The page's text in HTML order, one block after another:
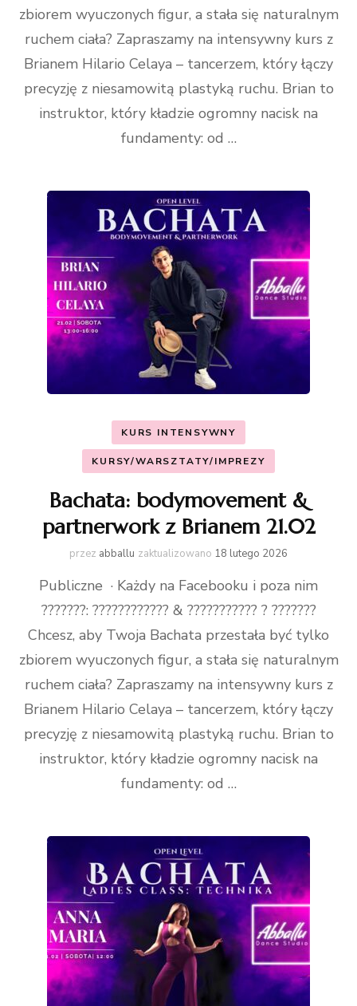
zbiorem wyuczonych figur, a stała się naturalnym
ruchem ciała? Zapraszamy na intensywny kurs z
Brianem Hilario Celaya – tancerzem, który łączy
precyzję z niesamowitą plastyką ruchu. Brian to
instruktor, który kładzie ogromny nacisk na
fundamenty: od …
KURS INTENSYWNY
KURSY/WARSZTATY/IMPREZY
Bachata: bodymovement &
partnerwork z Brianem 21.02
przez abballu zaktualizowano 18 lutego 2026
Publiczne · Każdy na Facebooku i poza nim
???????: ???????????? & ??????????? ? ???????
Chcesz, aby Twoja Bachata przestała być tylko
zbiorem wyuczonych figur, a stała się naturalnym
ruchem ciała? Zapraszamy na intensywny kurs z
Brianem Hilario Celaya – tancerzem, który łączy
precyzję z niesamowitą plastyką ruchu. Brian to
instruktor, który kładzie ogromny nacisk na
fundamenty: od …